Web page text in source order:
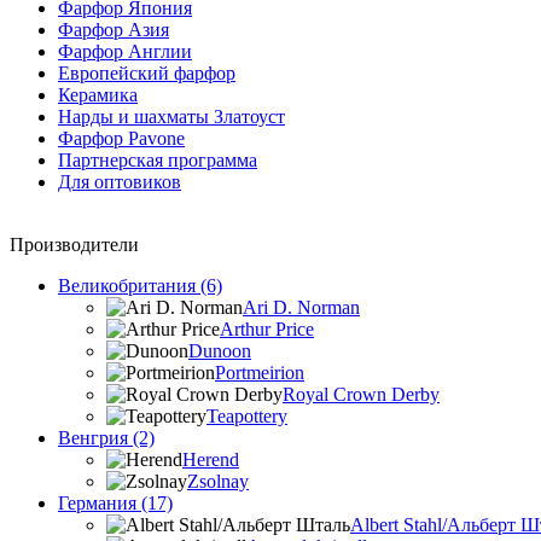
Фарфор Япония
Фарфор Азия
Фарфор Англии
Европейский фарфор
Керамика
Нарды и шахматы Златоуст
Фарфор Pavone
Партнерская программа
Для оптовиков
Производители
Великобритания (6)
Ari D. Norman
Arthur Price
Dunoon
Portmeirion
Royal Crown Derby
Teapottery
Венгрия (2)
Herend
Zsolnay
Германия (17)
Albert Stahl/Альбеpт